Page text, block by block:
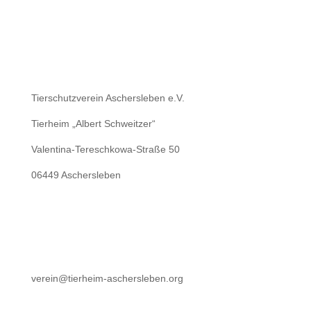
Tierschutzverein Aschersleben e.V.
Tierheim „Albert Schweitzer“
Valentina-Tereschkowa-Straße 50
06449 Aschersleben
verein@tierheim-aschersleben.org